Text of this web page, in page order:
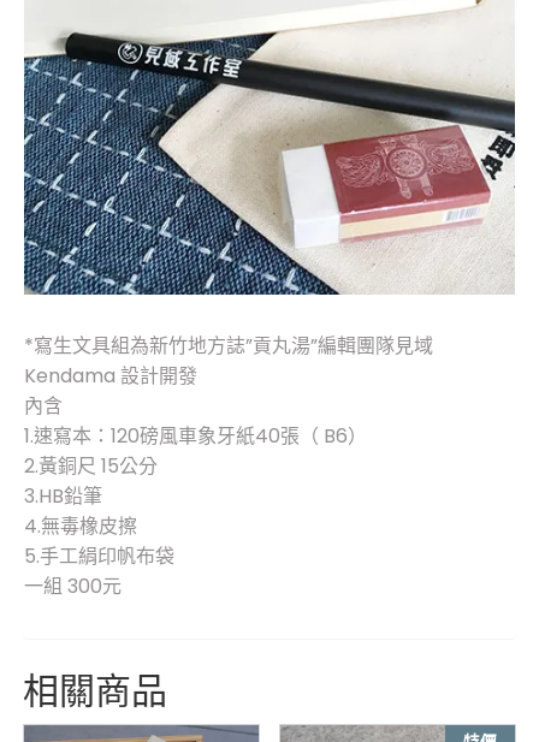
*寫生文具組為新竹地方誌”貢丸湯”編輯團隊見域
Kendama 設計開發
內含
1.速寫本：120磅風車象牙紙40張（ B6）
2.黃銅尺 15公分
3.HB鉛筆
4.無毒橡皮擦
5.手工絹印帆布袋
一組 300元
相關商品